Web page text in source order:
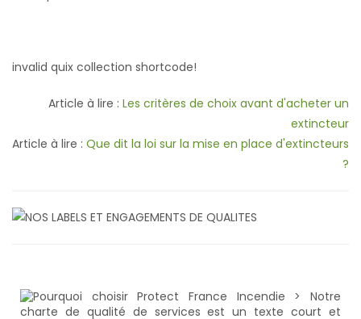
invalid quix collection shortcode!
Article à lire : Les critères de choix avant d'acheter un
extincteur
Article à lire : Que dit la loi sur la mise en place d'extincteurs
?